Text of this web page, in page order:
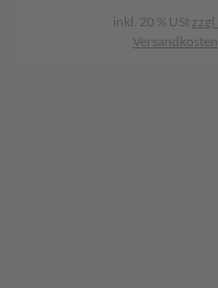
inkl. 20 % USt zzgl.
Versandkosten